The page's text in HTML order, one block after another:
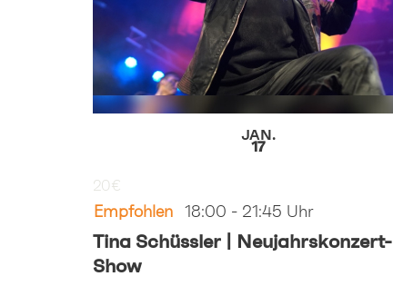
JAN.
17
Tina Schüssler | Neujahrskonzert-
Show
Empfohlen 18:00 - 21:45
20€